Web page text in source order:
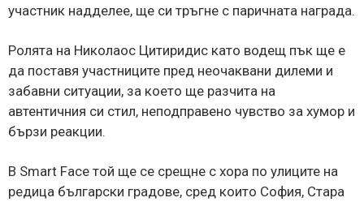
участник надделее, ще си тръгне с паричната награда.
Ролята на Николаос Цитиридис като водещ пък ще е
да поставя участниците пред неочаквани дилеми и
забавни ситуации, за което ще разчита на
автентичния си стил, неподправено чувство за хумор и
бързи реакции.
В Smart Face той ще се срещне с хора по улиците на
редица български градове, сред които София, Стара